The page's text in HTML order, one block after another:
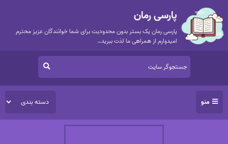
پارسی رمان
پارسی رمان یک بستر بدون محدودیت برای شما خوانندگان عزیز محترم
امیدوارم از همراهی ما لذت ببرید…
منو